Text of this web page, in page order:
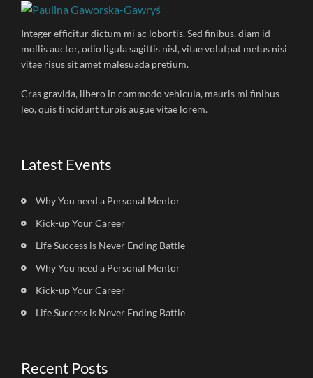
Integer efficitur dictum mi ac lobortis. Sed finibus, diam id
mollis auctor, odio ligula sagittis nisl, vitae volutpat metus nisi
vitae risus sit amet malesuada pretium.
Cras gravida, libero in commodo vehicula, mauris mi finibus
leo, quis tincidunt turpis augue vitae lorem.
Latest Events
Why You need a Personal Mentor
Kick-up Your Career
Life Success is Never Ending Battle
Why You need a Personal Mentor
Kick-up Your Career
Life Success is Never Ending Battle
Recent Posts